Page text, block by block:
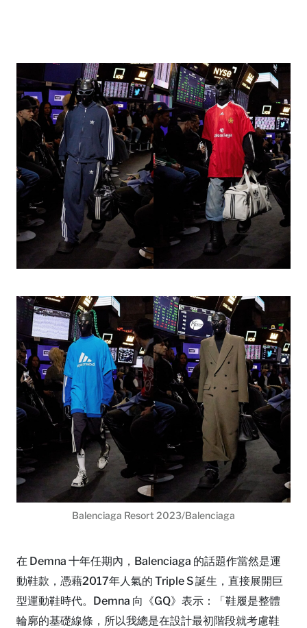
Balenciaga Resort 2023/Balenciaga
在 Demna 十年任期內，Balenciaga 的話題作當然是運
動鞋款，憑藉2017年人氣的 Triple S 誕生，直接展開巨
型運動鞋時代。Demna 向《GQ》表示：「鞋履是整體
輪廓的基礎線條，所以我總是在設計最初階段就考慮鞋